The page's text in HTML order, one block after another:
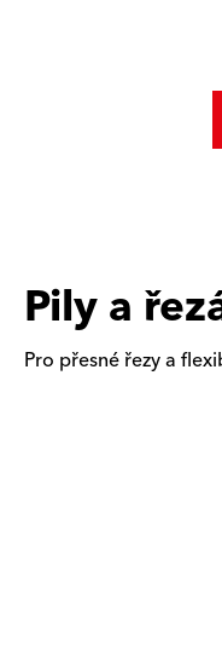
Pily a
Pro přesné řezy a